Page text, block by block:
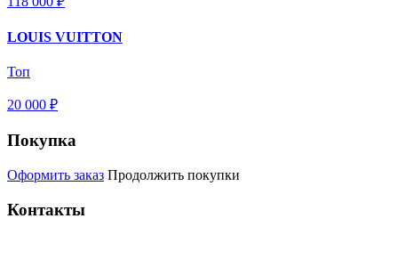
LOUIS VUITTON
Топ
20 000 ₽
Покупка
Оформить заказ Продолжить покупки
Контакты